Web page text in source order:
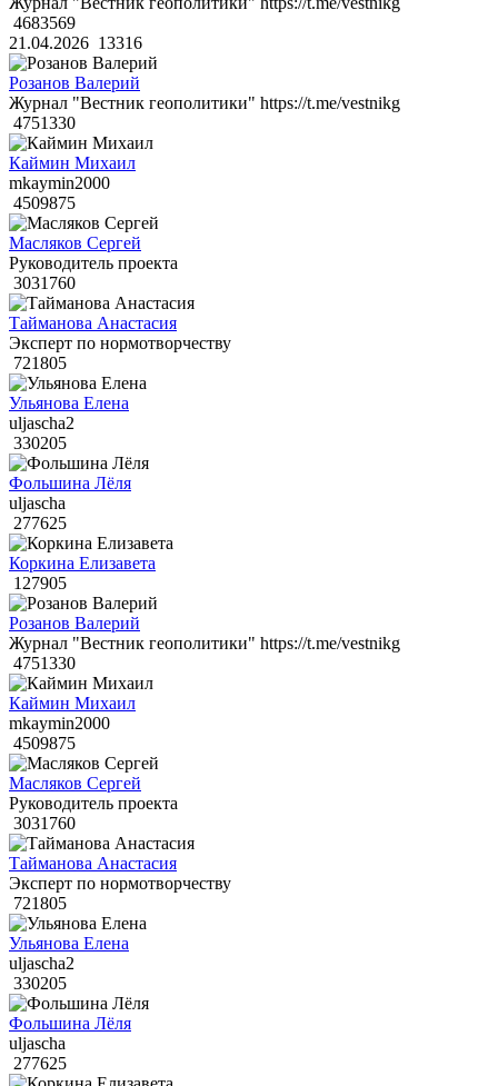
4683569
21.04.2026 13316
Розанов Валерий
Журнал "Вестник геополитики" https://t.me/vestnikg
4751330
Каймин Михаил
mkaymin2000
4509875
Масляков Сергей
Руководитель проекта
3031760
Тайманова Анастасия
Эксперт по нормотворчеству
721805
Ульянова Елена
uljascha2
330205
Фольшина Лёля
uljascha
277625
Коркина Елизавета
127905
Розанов Валерий
Журнал "Вестник геополитики" https://t.me/vestnikg
4751330
Каймин Михаил
mkaymin2000
4509875
Масляков Сергей
Руководитель проекта
3031760
Тайманова Анастасия
Эксперт по нормотворчеству
721805
Ульянова Елена
uljascha2
330205
Фольшина Лёля
uljascha
277625